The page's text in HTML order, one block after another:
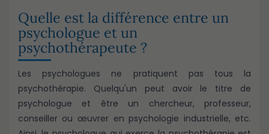
Quelle est la différence entre un
psychologue et un
psychothérapeute ?
Les psychologues ne pratiquent pas tous la
psychothérapie. Quelqu'un peut avoir le titre de
psychologue et être un chercheur, professeur,
conseiller ou œuvrer en psychologie industrielle, etc.